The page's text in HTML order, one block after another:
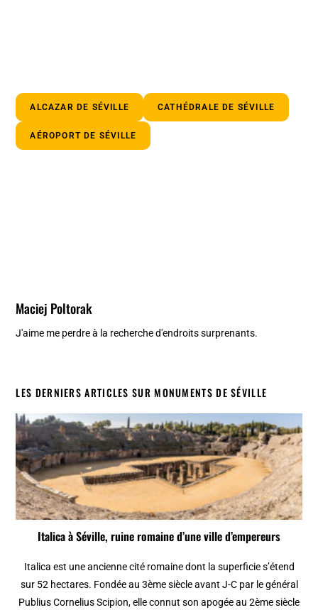
ALCAZAR DE SÉVILLE CATHÉDRALE DE SÉVILLE
AÉROPORT DE SÉVILLE
Maciej Poltorak
J'aime me perdre à la recherche d'endroits surprenants.
LES DERNIERS ARTICLES SUR MONUMENTS DE SÉVILLE
Italica à Séville, ruine romaine d’une ville d’empereurs
Italica est une ancienne cité romaine dont la superficie s’étend
sur 52 hectares. Fondée au 3ème siècle avant J-C par le général
Publius Cornelius Scipion, elle connut son apogée au 2ème siècle